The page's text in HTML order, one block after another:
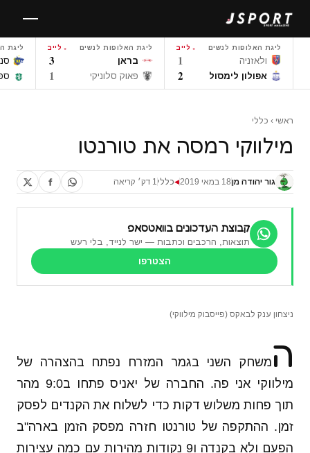
לתוכן
ליגת האלופות לנשים לייב
ולאזניה 1
אפולון לימסול 2
ליגת האלופות לנשים לייב
בראן 3
פאוק סלוניקי 1
ליגת
ראשי › כללי
מילווקי רמסה את טורנטו
גור יהודה מן18 במאי 2019 ◀כללי 1 דק׳ קריאה
קבוצת העדכונים בוואטסאפ
תוצאות, הרכבים וכתבות — ישר לנייד, בלי רעש
הצטרפו
ניצחון ענק לבאקס (פייסבוק מילווקי)
המשחק השני בגמר המזרח נפתח בהצהרה של
מילווקי אני פה. החברה של יאניס פתחו ב9:0 מהר
תוך פחות משלוש דקות כדי לשלוח את הקנדים לפסק
זמן. ההתקפה של טורנטו חזרה מפסק הזמן בארה"ב
הפעם ולא בקנדה ו9 נקודות מהירות עם כמה עצירות